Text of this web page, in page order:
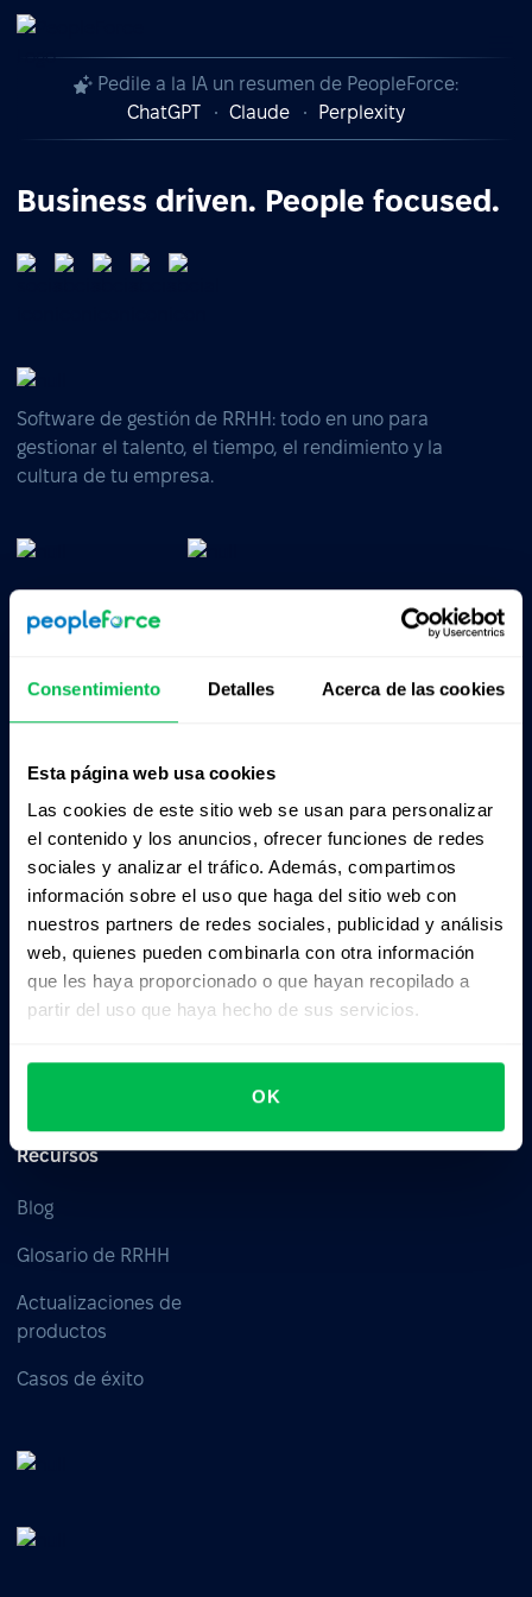
Consentimiento Detalles Acerca de las cookies
Esta página web usa cookies
Las cookies de este sitio web se usan para personalizar
el contenido y los anuncios, ofrecer funciones de redes
sociales y analizar el tráfico. Además, compartimos
información sobre el uso que haga del sitio web con
nuestros partners de redes sociales, publicidad y análisis
web, quienes pueden combinarla con otra información
que les haya proporcionado o que hayan recopilado a
partir del uso que haya hecho de sus servicios.
OK
Pedile a la IA un resumen de PeopleForce:
ChatGPT
Claude Perplexity
Business driven. People focused.
Software de gestión de RRHH: todo en uno para
gestionar el talento, el tiempo, el rendimiento y la
cultura de tu empresa.
Productos
CoreHR
Recruit
Perform
Desk
Pulse
Time
Sobre nosotros
Precios
Socios
Integraciónes
Portal de empleo
Contacto
Recursos
Blog
Glosario de RRHH
Actualizaciones de
productos
Casos de éxito